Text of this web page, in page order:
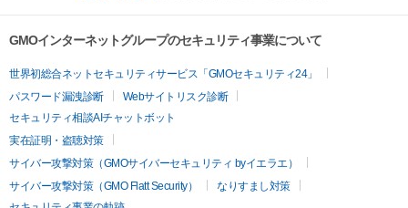
GMOインターネットグループのセキュリティ事業について
世界初総合ネットセキュリティサービス「GMOセキュリティ24」
パスワード漏洩診断
Webサイトリスク診断
セキュリティ相談AIチャットボット
実在証明・盗聴対策
サイバー攻撃対策（GMOサイバーセキュリティ byイエラエ）
サイバー攻撃対策（GMO Flatt Security）
なりすまし対策